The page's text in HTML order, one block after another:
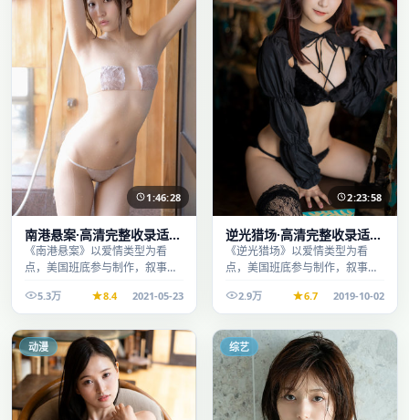
1:46:28
南港悬案·高清完整收录适合
周末一口气刷完
《南港悬案》以爱情类型为看
点，美国班底参与制作，叙事完
看。5.3万 8.4 2021-05-23
2:23:58
逆光猎场·高清完整收录适合
周末一口气刷完
《逆光猎场》以爱情类型为看
点，美国班底参与制作，叙事完
看。2.9万 6.7 2019-10-02
动漫 综艺